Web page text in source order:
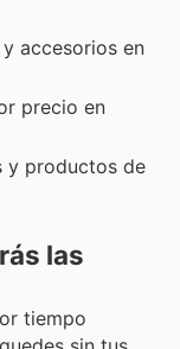
accesorios en
precio en
y productos de
las
tiempo